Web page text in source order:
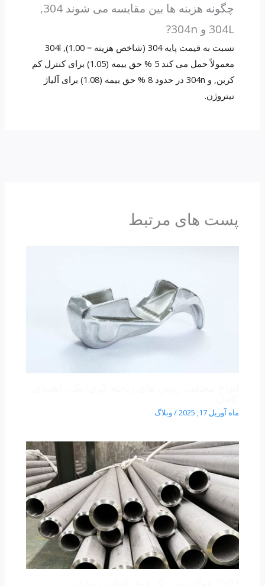
چگونه هزینه ها بین مقایسه می شوند 304,
304L و 304n?
نسبت به قیمت پایه 304 (شاخص هزینه = 1.00), 304l
معمولاً حمل می کند 5 % حق بیمه (1.05) برای کنترل کم
کربن, و 304n در حدود 8 % حق بیمه (1.08) برای آلیاژ
نیتروژن.
پست های مرتبط
ماه آوریل 17, 2025 /وبلاگ